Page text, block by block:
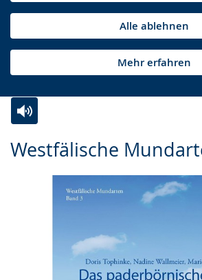
Alle ablehnen
Mehr erfahren
Westfälische
Leichten
Sprache
wechseln.
Audio-
Unterstützung.
Video
Deutscher